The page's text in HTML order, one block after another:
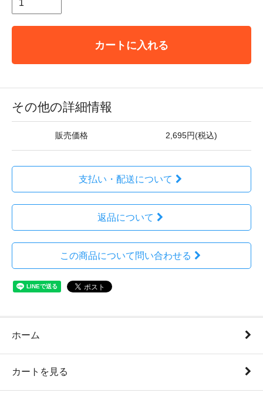
カートに入れる
その他の詳細情報
販売価格 2,695円(税込)
支払い・配送について
返品について
この商品について問い合わせる
ホーム
カートを見る